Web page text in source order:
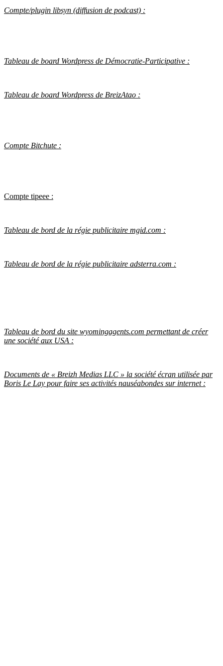
Compte/plugin libsyn (diffusion de podcast) :
Tableau de board Wordpress de Démocratie-Participative :
Tableau de board Wordpress de BreizAtao :
Compte Bitchute :
Compte tipeee :
Tableau de bord de la régie publicitaire mgid.com :
Tableau de bord de la régie publicitaire adsterra.com :
Tableau de bord du site wyomingagents.com permettant de créer
une société aux USA :
Documents de « Breizh Medias LLC » la société écran utilisée par
Boris Le Lay pour faire ses activités nauséabondes sur internet :